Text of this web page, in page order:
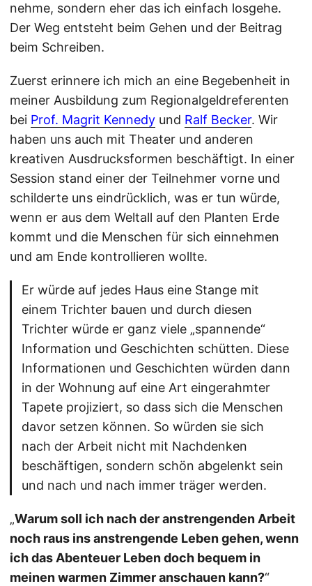
nehme, sondern eher das ich einfach losgehe.
Der Weg entsteht beim Gehen und der Beitrag
beim Schreiben.
Zuerst erinnere ich mich an eine Begebenheit in
meiner Ausbildung zum Regionalgeldreferenten
bei Prof. Magrit Kennedy und Ralf Becker. Wir
haben uns auch mit Theater und anderen
kreativen Ausdrucksformen beschäftigt. In einer
Session stand einer der Teilnehmer vorne und
schilderte uns eindrücklich, was er tun würde,
wenn er aus dem Weltall auf den Planten Erde
kommt und die Menschen für sich einnehmen
und am Ende kontrollieren wollte.
Er würde auf jedes Haus eine Stange mit
einem Trichter bauen und durch diesen
Trichter würde er ganz viele „spannende“
Information und Geschichten schütten. Diese
Informationen und Geschichten würden dann
in der Wohnung auf eine Art eingerahmter
Tapete projiziert, so dass sich die Menschen
davor setzen können. So würden sie sich
nach der Arbeit nicht mit Nachdenken
beschäftigen, sondern schön abgelenkt sein
und nach und nach immer träger werden.
„Warum soll ich nach der anstrengenden Arbeit
noch raus ins anstrengende Leben gehen, wenn
ich das Abenteuer Leben doch bequem in
meinen warmen Zimmer anschauen kann?“